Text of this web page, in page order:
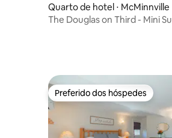
Quarto de hotel ⋅ McMinnville
The Douglas on Third - Mini
Preferido dos hóspedes
Preferido dos hóspedes